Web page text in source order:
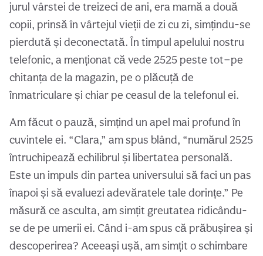
jurul vârstei de treizeci de ani, era mamă a două
copii, prinsă în vârtejul vieții de zi cu zi, simțindu-se
pierdută și deconectată. În timpul apelului nostru
telefonic, a menționat că vede 2525 peste tot—pe
chitanța de la magazin, pe o plăcuță de
înmatriculare și chiar pe ceasul de la telefonul ei.
Am făcut o pauză, simțind un apel mai profund în
cuvintele ei. “Clara,” am spus blând, “numărul 2525
întruchipează echilibrul și libertatea personală.
Este un impuls din partea universului să faci un pas
înapoi și să evaluezi adevăratele tale dorințe.” Pe
măsură ce asculta, am simțit greutatea ridicându-
se de pe umerii ei. Când i-am spus că prăbușirea și
descoperirea? Aceeași ușă, am simțit o schimbare